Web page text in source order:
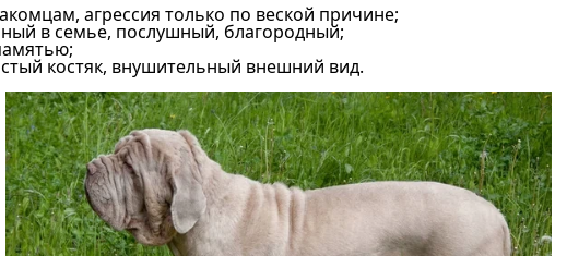
агрессия только по веской причине;
в семье, послушный, благородный;
костяк, внушительный внешний вид.